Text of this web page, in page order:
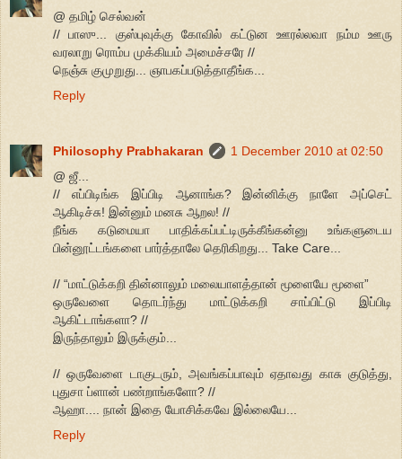
@ தமிழ் செல்வன்
// பாஸு... குஸ்புவுக்கு கோவில் கட்டுன ஊரல்லவா நம்ம ஊரு
வரலாறு ரொம்ப முக்கியம் அமைச்சரே //
நெஞ்சு குமுறுது... ஞாபகப்படுத்தாதீங்க...
Reply
Philosophy Prabhakaran
1 December 2010 at 02:50
@ ஜீ...
// எப்பிடிங்க இப்பிடி ஆனாங்க? இன்னிக்கு நாளே அப்செட்
ஆகிடிச்சு! இன்னும் மனசு ஆறல! //
நீங்க கடுமையா பாதிக்கப்பட்டிருக்கீங்கன்னு உங்களுடைய
பின்னூட்டங்களை பார்த்தாலே தெரிகிறது... Take Care...
// “மாட்டுக்கறி தின்னாலும் மலையாளத்தான் மூளையே மூளை”
ஒருவேளை தொடர்ந்து மாட்டுக்கறி சாப்பிட்டு இப்பிடி
ஆகிட்டாங்களா? //
இருந்தாலும் இருக்கும்...
// ஒருவேளை டாகுடரும், அவங்கப்பாவும் ஏதாவது காசு குடுத்து,
புதுசா ப்ளான் பண்றாங்களோ? //
ஆஹா.... நான் இதை யோசிக்கவே இல்லையே...
Reply